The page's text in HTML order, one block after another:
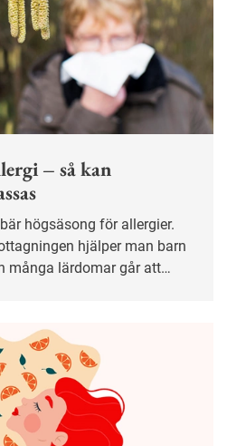
– så kan
hjälper man barn
många lärdomar går att